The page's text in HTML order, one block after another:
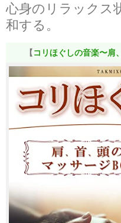
心身のリラックス
和する。
【 コリほぐしの音楽〜肩